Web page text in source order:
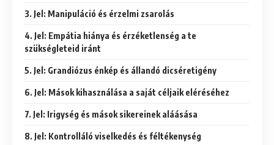
3. Jel: Manipuláció és érzelmi zsarolás
4. Jel: Empátia hiánya és érzéketlenség a te
szükségleteid iránt
5. Jel: Grandiózus énkép és állandó dicséretigény
6. Jel: Mások kihasználása a saját céljaik eléréséhez
7. Jel: Irigység és mások sikereinek aláásása
8. Jel: Kontrolláló viselkedés és féltékenység